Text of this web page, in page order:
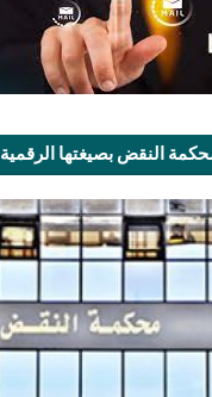
النقض بصيغتها الرقمية